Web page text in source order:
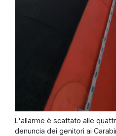
L'allarme è scattato alle
denuncia dei genitori ai